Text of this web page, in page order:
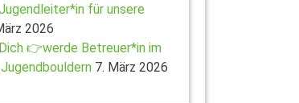
für unsere
2026
👉werde Betreuer*in im
7. März 2026